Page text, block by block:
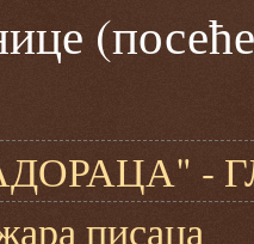
-
писаца